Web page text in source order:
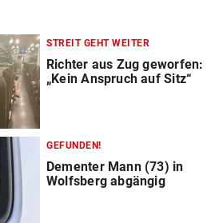
STREIT GEHT WEITER
Richter aus Zug geworfen:
„Kein Anspruch auf Sitz“
GEFUNDEN!
Dementer Mann (73) in
Wolfsberg abgängig